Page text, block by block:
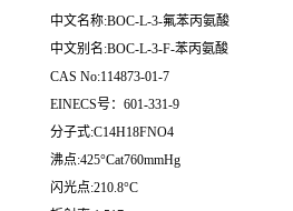
中文名称:BOC-L-3-氟苯丙氨酸
中文别名:BOC-L-3-F-苯丙氨酸
CAS No:114873-01-7
EINECS号：601-331-9
分子式:C14H18FNO4
沸点:425°Cat760mmHg
闪光点:210.8°C